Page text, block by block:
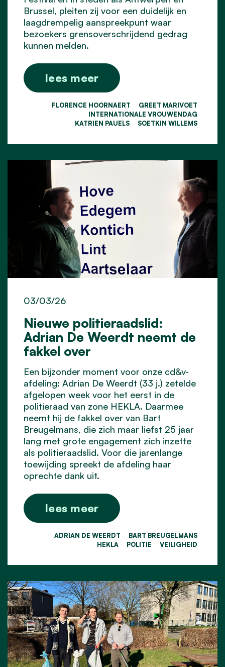
Brussel, pleiten zij voor een duidelijk en
laagdrempelig aanspreekpunt waar
bezoekers grensoverschrijdend gedrag
kunnen melden.
lees meer
FLORENCE HOORNAERT
GREET MARIVOET
INTERNATIONALE VROUWENDAG
KATRIEN PAUELS
SOETKIN WILLEMS
Nieuwe politieraadslid:
Adrian De Weerdt neemt de
fakkel over
03/03/26
Een bijzonder moment voor onze cd&v-
afdeling: Adrian De Weerdt (33 j.) zetelde
afgelopen week voor het eerst in de
politieraad van zone HEKLA. Daarmee
neemt hij de fakkel over van Bart
Breugelmans, die zich maar liefst 25 jaar
lang met grote engagement zich inzette
als politieraadslid. Voor die jarenlange
toewijding spreekt de afdeling haar
oprechte dank uit.
lees meer
ADRIAN DE WEERDT
BART BREUGELMANS
HEKLA
POLITIE VEILIGHEID